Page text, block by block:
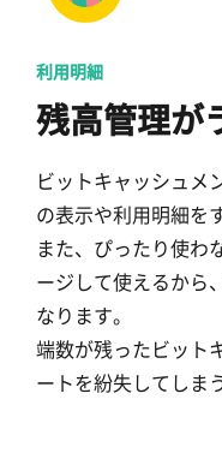
利用明細
残高管理が
ビットキャッシュメ
の表示や利用明細を
また、ぴったり使わ
ージして使えるから
なります。
端数が残ったビット
ートを紛失してしま